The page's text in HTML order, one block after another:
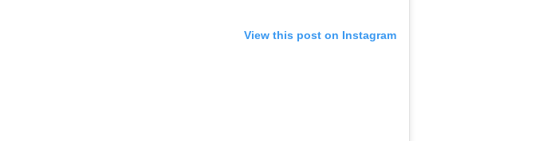
View this post on Instagram